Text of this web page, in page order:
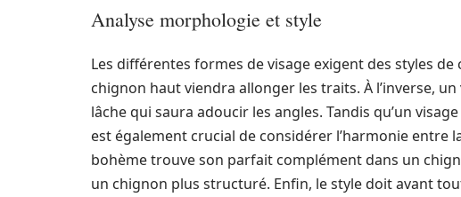
Analyse morphologie et style
Les différentes formes de visage exigent des styles
chignon haut viendra allonger les traits. À l’inverse,
lâche qui saura adoucir les angles. Tandis qu’un
est également crucial de considérer l’harmonie entre
bohème trouve son parfait complément dans un
un chignon plus structuré. Enfin, le style doit avant